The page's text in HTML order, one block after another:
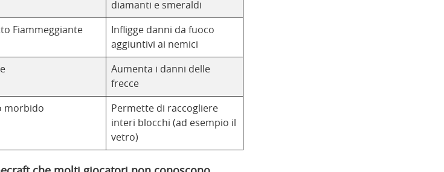
diamanti e smeraldi
Fiammeggiante
Infligge danni da fuoco
aggiuntivi ai nemici
Aumenta i danni delle
frecce
morbido
Permette di raccogliere
interi blocchi (ad esempio il
vetro)